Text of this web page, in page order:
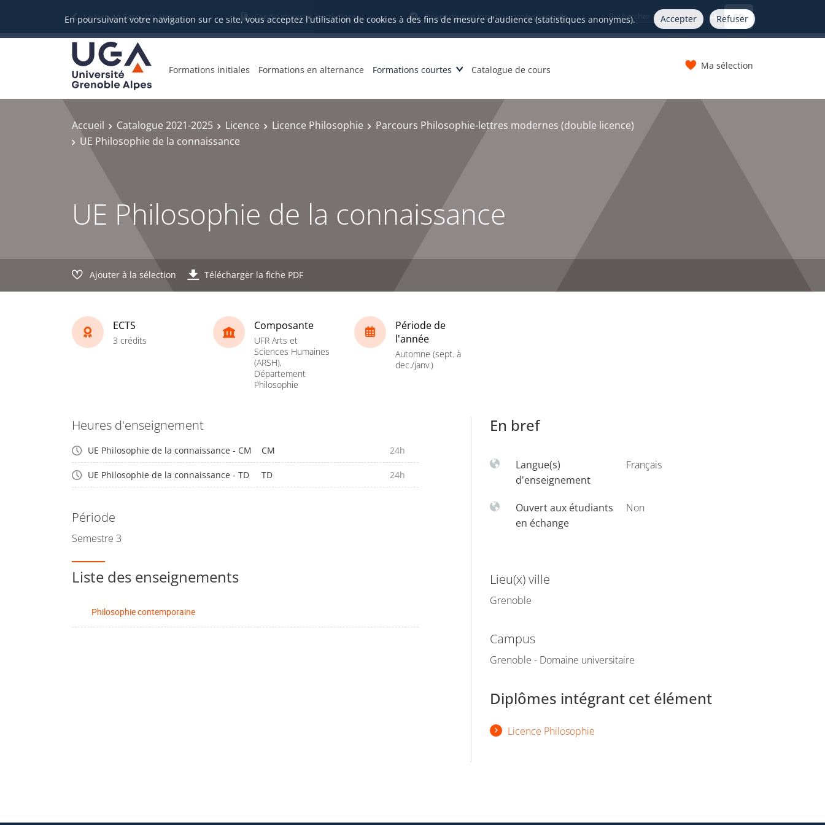
En poursuivant votre navigation sur ce site, vous acceptez l'utilisation de cookies à des fins de mesure d'audience (statistiques anonymes). Accepter Refuser
Université Grenoble Alpes Candidatures et inscriptions Orientation et insertion professionnelle FR
Formations initiales Formations en alternance Formations courtes Catalogue de cours Ma sélection
Accueil Catalogue 2021-2025 Licence Licence Philosophie
Parcours Philosophie-lettres modernes (double licence)
UE Philosophie de la connaissance
UE Philosophie de la connaissance
Ajouter à la sélection Télécharger la fiche PDF
ECTS
3 crédits
Composante
UFR Arts et
Sciences Humaines
(ARSH),
Département
Philosophie
Période de
l'année
Automne (sept. à
dec./janv.)
Heures d'enseignement
UE Philosophie de la connaissance - CM CM 24h
UE Philosophie de la connaissance - TD TD 24h
Période
Semestre 3
Liste des enseignements
Philosophie contemporaine
En bref
Langue(s)
d'enseignement
Français
Ouvert aux étudiants
en échange
Non
Lieu(x) ville
Grenoble
Campus
Grenoble - Domaine universitaire
Diplômes intégrant cet élément
Licence Philosophie